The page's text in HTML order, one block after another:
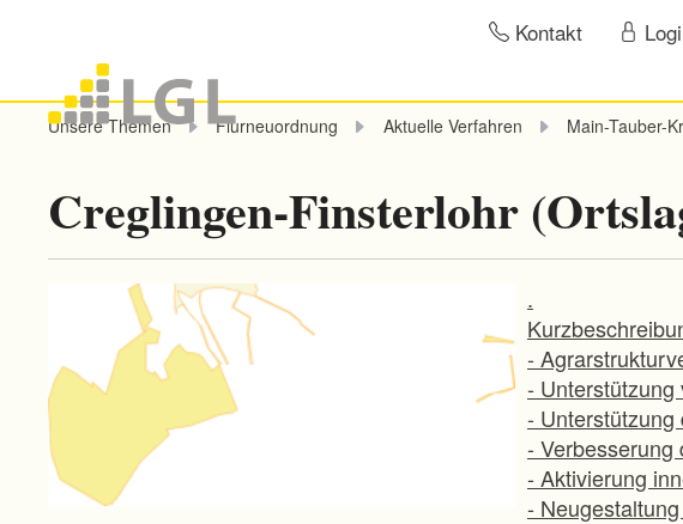
Kontakt
Unsere Themen Flurneuordnung Aktuelle Verfahren Main-Tauber-
Creglingen-Finsterlohr
.
-
-
-
- Verbesserung
- Aktivierung
-